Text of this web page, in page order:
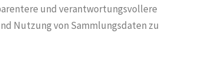
und verantwortungsvollere
Nutzung von Sammlungsdaten zu